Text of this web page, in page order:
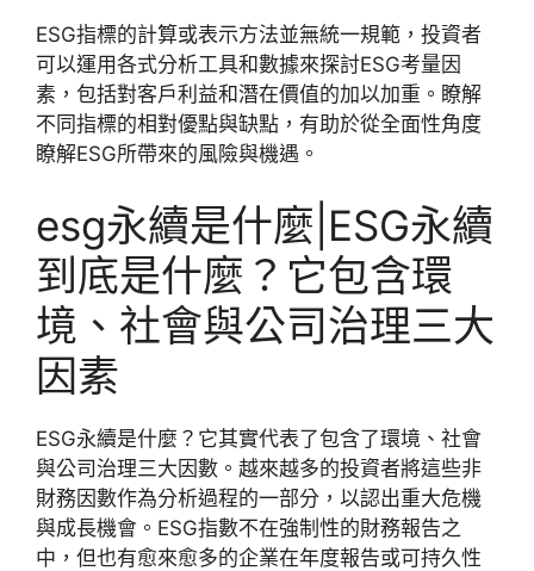
ESG指標的計算或表示方法並無統一規範，投資者
可以運用各式分析工具和數據來探討ESG考量因
素，包括對客戶利益和潛在價值的加以加重。瞭解
不同指標的相對優點與缺點，有助於從全面性角度
瞭解ESG所帶來的風險與機遇。
esg永續是什麼|ESG永續
到底是什麼？它包含環
境、社會與公司治理三大
因素
ESG永續是什麼？它其實代表了包含了環境、社會
與公司治理三大因數。越來越多的投資者將這些非
財務因數作為分析過程的一部分，以認出重大危機
與成長機會。ESG指數不在強制性的財務報告之
中，但也有愈來愈多的企業在年度報告或可持久性